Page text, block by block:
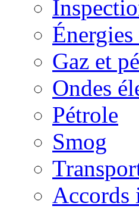
Gaz et
Ondes
Pétrole
Smog
Accords